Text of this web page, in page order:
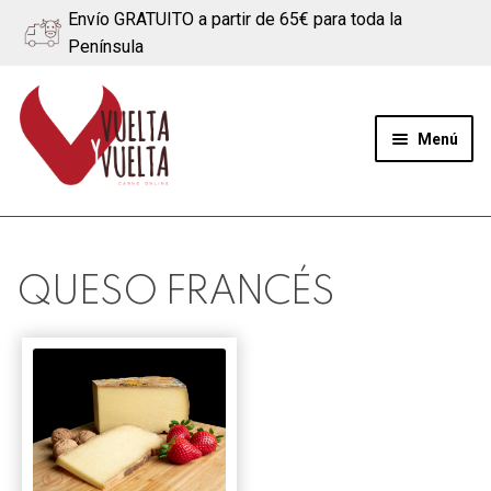
Envío GRATUITO a partir de 65€ para toda la
Península
Ir
a
navegación
Ir
al
contenido
Menú
Quiénes somos
Ternera
Cerdo
Blog
QUESO FRANCÉS